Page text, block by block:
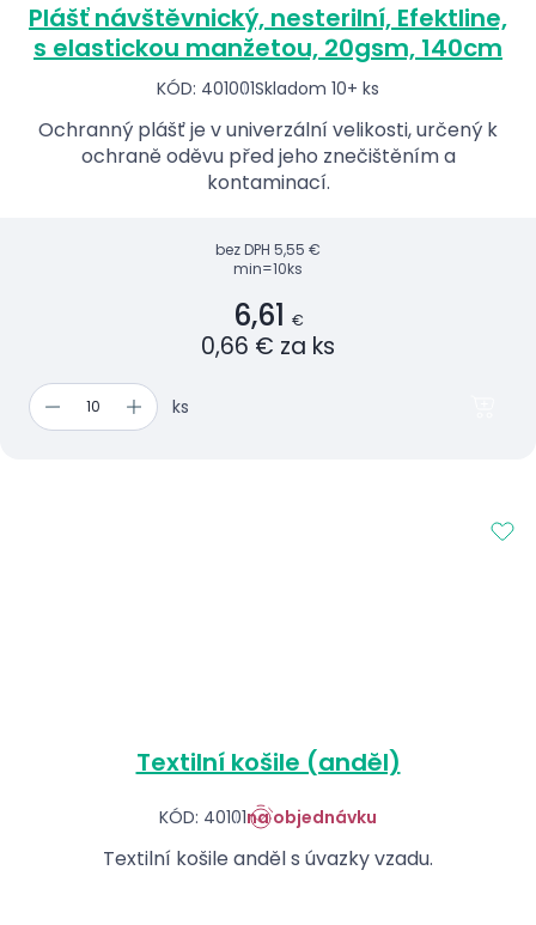
Plášť návštěvnický, nesterilní, Efektline,
s elastickou manžetou, 20gsm, 140cm
KÓD: 401001Skladom 10+ ks
Ochranný plášť je v univerzální velikosti, určený k
ochraně oděvu před jeho znečištěním a
kontaminací.
bez DPH 5,55 €
min=10ks
6,61 €
0,66 € za ks
ks
Textilní košile (anděl)
KÓD: 40101na objednávku
Textilní košile anděl s úvazky vzadu.